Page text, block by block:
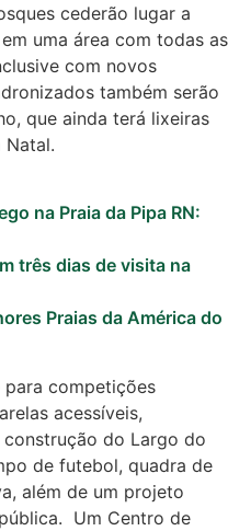
cederão lugar a
uma área com todas as
com novos
também serão
que ainda terá lixeiras
Natal.
na Praia da Pipa RN:
três dias de visita na
Praias da América do
para competições
acessíveis,
do Largo do
de futebol, quadra de
além de um projeto
Um Centro de